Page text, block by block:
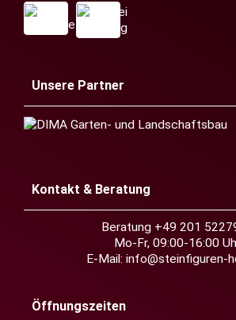
Unsere Partner
Kontakt & Beratung
Beratung +49 201
Mo-Fr, 09:00-16:00
E-Mail: info@steinfiguren-
Öffnungszeiten